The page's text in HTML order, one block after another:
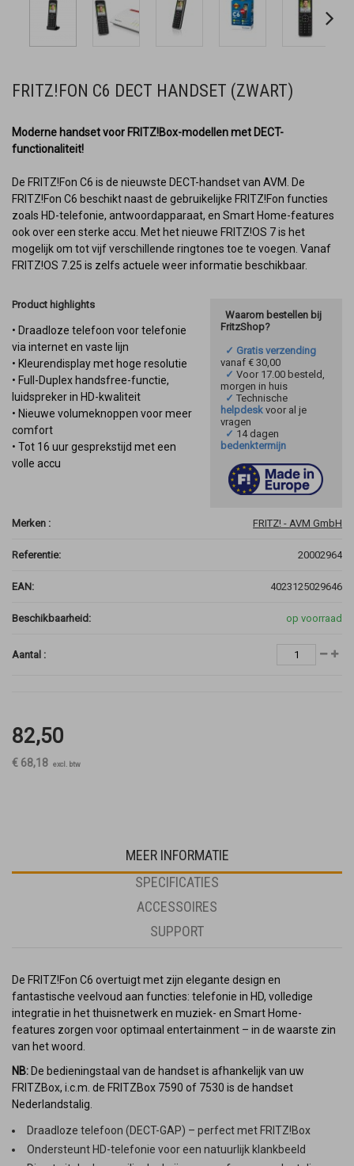
FRITZ!FON C6 DECT HANDSET (ZWART)
Moderne handset voor FRITZ!Box-modellen met DECT-
functionaliteit!
De FRITZ!Fon C6 is de nieuwste DECT-handset van AVM. De
FRITZ!Fon C6 beschikt naast de gebruikelijke FRITZ!Fon functies
zoals HD-telefonie, antwoordapparaat, en Smart Home-features
ook over een sterke accu. Met het nieuwe FRITZ!OS 7 is het
mogelijk om tot vijf verschillende ringtones toe te voegen. Vanaf
FRITZ!OS 7.25 is zelfs actuele weer informatie beschikbaar.
Product highlights
• Draadloze telefoon voor telefonie
via internet en vaste lijn
• Kleurendisplay met hoge resolutie
• Full-Duplex handsfree-functie,
luidspreker in HD-kwaliteit
• Nieuwe volumeknoppen voor meer
comfort
• Tot 16 uur gesprekstijd met een
volle accu
Waarom bestellen bij
FritzShop?
✓ Gratis verzending
vanaf € 30,00
✓ Voor 17.00 besteld,
morgen in huis
✓ Technische
helpdesk voor al je
vragen
✓ 14 dagen
bedenktermijn
Merken : FRITZ! - AVM GmbH
Referentie: 20002964
EAN: 4023125029646
Beschikbaarheid: op voorraad
Aantal :
82,50
€ 68,18 excl. btw
MEER INFORMATIE
SPECIFICATIES
ACCESSOIRES
SUPPORT
De FRITZ!Fon C6 overtuigt met zijn elegante design en
fantastische veelvoud aan functies: telefonie in HD, volledige
integratie in het thuisnetwerk en muziek- en Smart Home-
features zorgen voor optimaal entertainment – in de waarste zin
van het woord.
NB: De bedieningstaal van de handset is afhankelijk van uw
FRITZBox, i.c.m. de FRITZBox 7590 of 7530 is de handset
Nederlandstalig.
Draadloze telefoon (DECT-GAP) – perfect met FRITZ!Box
Ondersteunt HD-telefonie voor een natuurlijk klankbeeld